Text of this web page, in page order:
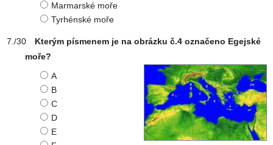
Marmarské moře
Tyrhénské moře
Kterým písmenem je na obrázku č.4 označeno Egejské
moře?
A
B
C
D
E